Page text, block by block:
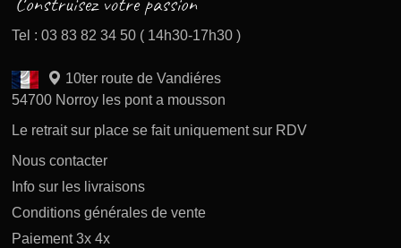
Tel : 03 83 82 34 50 ( 14h30-17h30 )
10ter route de Vandiéres
54700 Norroy les pont a mousson
Le retrait sur place se fait uniquement sur RDV
Nous contacter
Info sur les livraisons
Conditions générales de vente
Paiement 3x 4x